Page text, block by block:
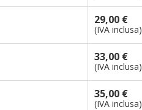
29,00 €
(IVA inclusa)
33,00 €
(IVA inclusa)
35,00 €
(IVA inclusa)